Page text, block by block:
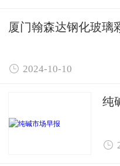
厦门翰森达钢化玻璃
 2024-10-10
纯
